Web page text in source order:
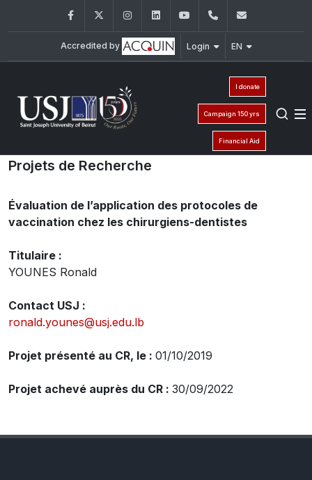
FacebookTwitter InstagramLinkedInYouTube+961 (1) 421 280
Accredited by Login EN
I donate
Campaign 150 yrs
Financial Aid
Projets de Recherche
Évaluation de l’application des protocoles de
vaccination chez les chirurgiens-dentistes
Titulaire :
YOUNES Ronald
Contact USJ :
ronald.younes@usj.edu.lb
Projet présenté au CR, le : 01/10/2019
Projet achevé auprès du CR : 30/09/2022